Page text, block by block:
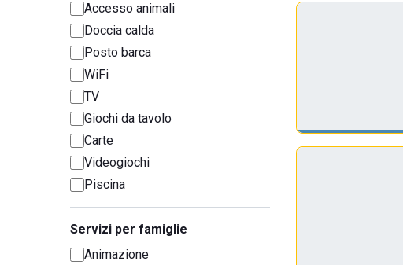
Accesso animali
Doccia calda
Posto barca
WiFi
TV
Giochi da tavolo
Carte
Videogiochi
Piscina
Servizi per famiglie
Animazione